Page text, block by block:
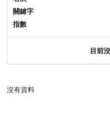
關鍵字
指數
目前
沒有資料